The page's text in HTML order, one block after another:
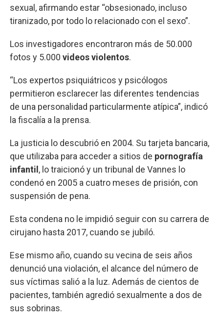
sexual, afirmando estar “obsesionado, incluso
tiranizado, por todo lo relacionado con el sexo”.
Los investigadores encontraron más de 50.000
fotos y 5.000 videos violentos.
“Los expertos psiquiátricos y psicólogos
permitieron esclarecer las diferentes tendencias
de una personalidad particularmente atípica”, indicó
la fiscalía a la prensa.
La justicia lo descubrió en 2004. Su tarjeta bancaria,
que utilizaba para acceder a sitios de pornografía
infantil , lo traicionó y un tribunal de Vannes lo
condenó en 2005 a cuatro meses de prisión, con
suspensión de pena.
Esta condena no le impidió seguir con su carrera de
cirujano hasta 2017, cuando se jubiló.
Ese mismo año, cuando su vecina de seis años
denunció una violación, el alcance del número de
sus víctimas salió a la luz. Además de cientos de
pacientes, también agredió sexualmente a dos de
sus sobrinas.